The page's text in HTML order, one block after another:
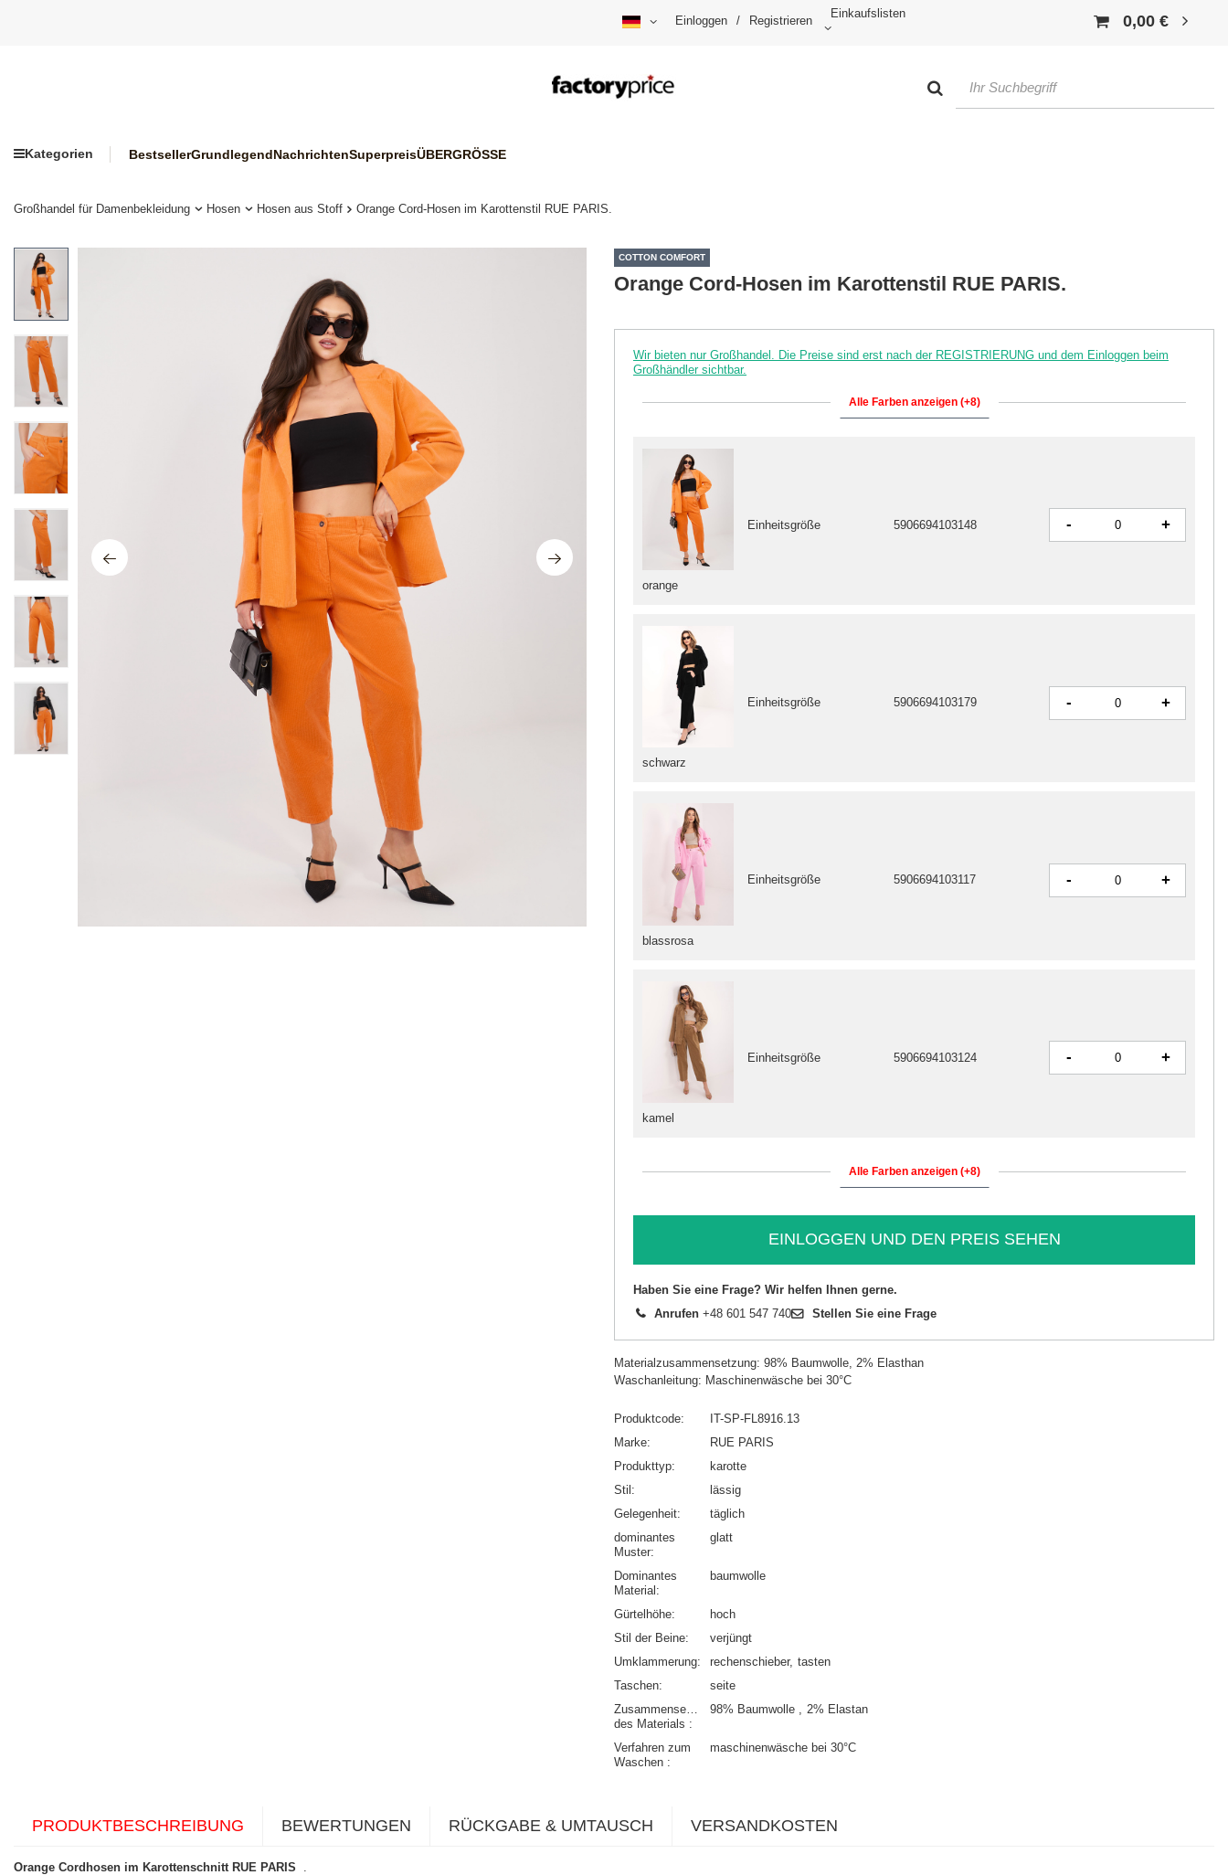
Einloggen / Registrieren
Einkaufslisten 0,00 €
Kategorien BestsellerGrundlegendNachrichtenSuperpreisÜBERGRÖSSE
Großhandel für Damenbekleidung Hosen Hosen aus Stoff Orange Cord-Hosen im Karottenstil RUE PARIS.
COTTON COMFORT
Orange Cord-Hosen im Karottenstil RUE PARIS.
Wir bieten nur Großhandel. Die Preise sind erst nach der REGISTRIERUNG und dem Einloggen beim
Großhändler sichtbar.
Alle Farben anzeigen (+8)
schwarz
Einheitsgröße 5906694103179 - +
blassrosa
Einheitsgröße 5906694103117 - +
kamel
Einheitsgröße 5906694103124 - +
orange
Einheitsgröße 5906694103148 - +
Alle Farben anzeigen (+8)
EINLOGGEN UND DEN PREIS SEHEN
Haben Sie eine Frage? Wir helfen Ihnen gerne.
Anrufen +48 601 547 740 Stellen Sie eine Frage
Materialzusammensetzung: 98% Baumwolle, 2% Elasthan
Waschanleitung: Maschinenwäsche bei 30°C
Produktcode
IT-SP-FL8916.13
Marke
RUE PARIS
Produkttyp
karotte
Stil
lässig
Gelegenheit
täglich
dominantes
Muster
glatt
Dominantes
Material
baumwolle
Gürtelhöhe
hoch
Stil der Beine
verjüngt
Umklammerung
rechenschieber tasten
Taschen
seite
Zusammensetzung
des Materials
98% Baumwolle 2% Elastan
Verfahren zum
Waschen
maschinenwäsche bei 30°C
PRODUKTBESCHREIBUNG BEWERTUNGEN RÜCKGABE & UMTAUSCH VERSANDKOSTEN
Orange Cordhosen im Karottenschnitt RUE PARIS